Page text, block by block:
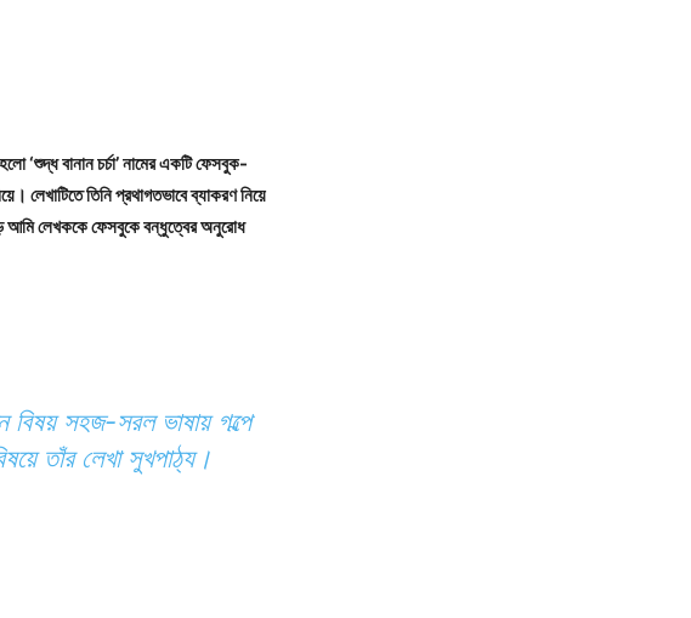
‘শুদ্ধ বানান চর্চা’ নামের একটি ফেসবুক-
লেখাটিতে তিনি প্রথাগতভাবে ব্যাকরণ নিয়ে
আমি লেখককে ফেসবুকে বন্ধুত্বের অনুরোধ
বিষয় সহজ-সরল ভাষায় গল্পে
তাঁর লেখা সুখপাঠ্য।